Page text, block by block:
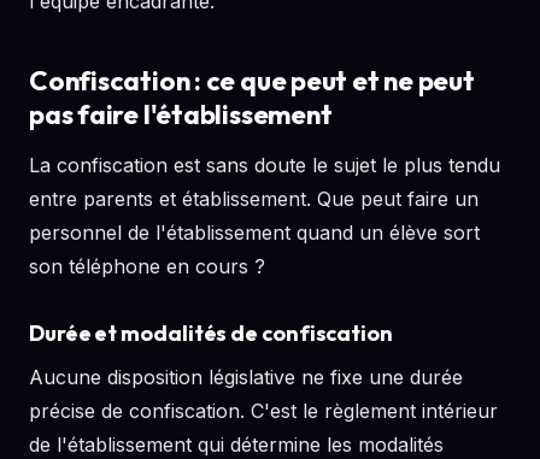
Confiscation : ce que peut et ne peut
pas faire l'établissement
La confiscation est sans doute le sujet le plus tendu
entre parents et établissement. Que peut faire un
personnel de l'établissement quand un élève sort
son téléphone en cours ?
Durée et modalités de confiscation
Aucune disposition législative ne fixe une durée
précise de confiscation. C'est le règlement intérieur
de l'établissement qui détermine les modalités